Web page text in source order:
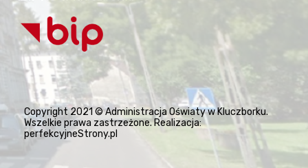
Copyright 2021 © Administracja Oświaty w Kluczborku.
Wszelkie prawa zastrzeżone. Realizacja:
perfekcyjneStrony.pl